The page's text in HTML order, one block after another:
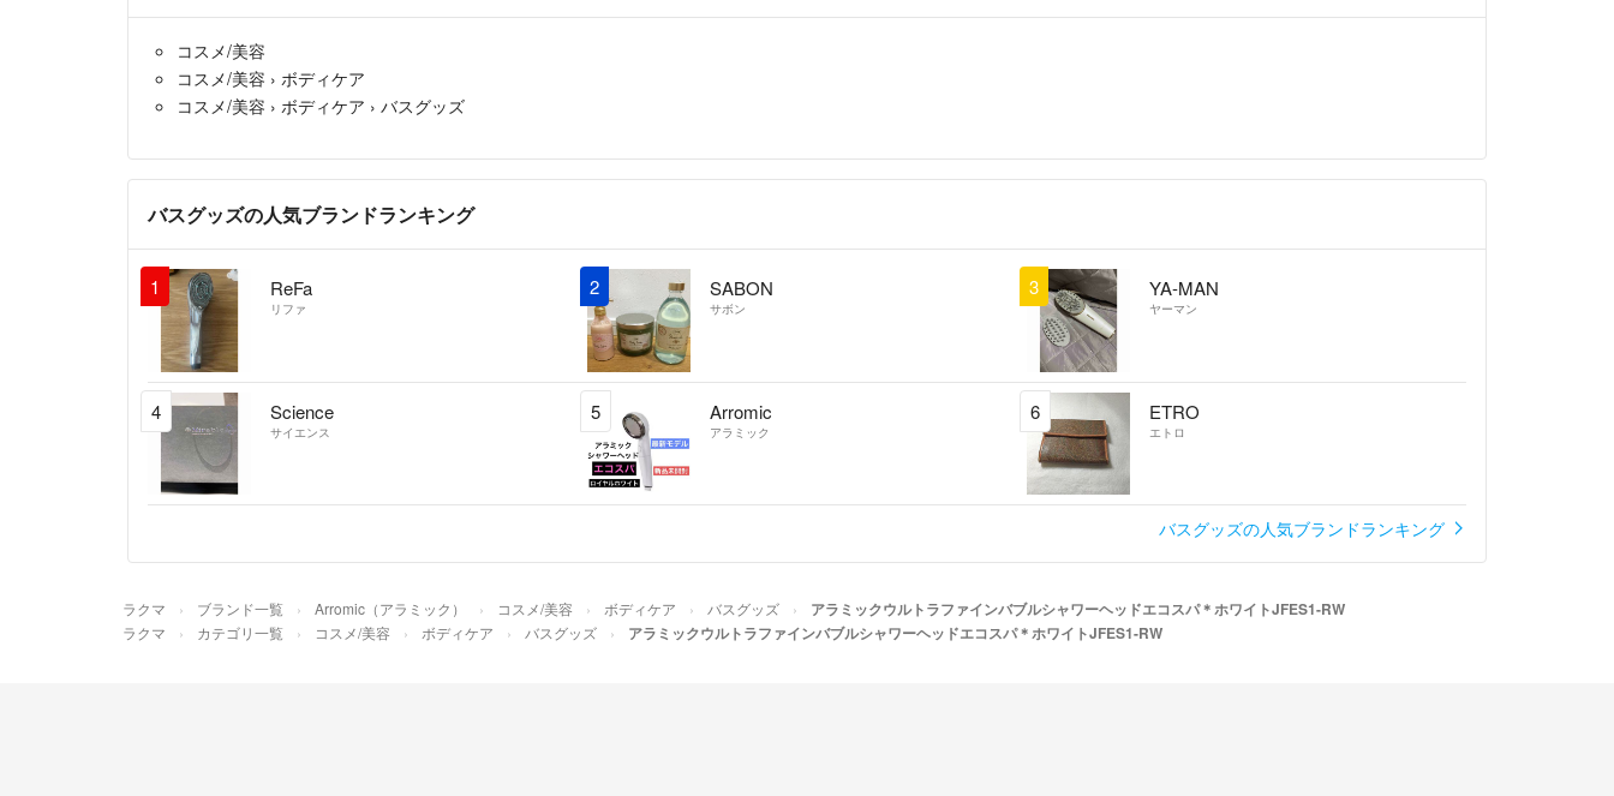
コスメ/美容
コスメ/美容 › ボディケア
コスメ/美容 › ボディケア › バスグッズ
バスグッズの人気ブランドランキング
1 ReFa
リファ
2 SABON
サボン
3 YA-MAN
ヤーマン
4 Science
サイエンス
5 Arromic
アラミック
6 ETRO
エトロ
バスグッズの人気ブランドランキング
ラクマ ブランド一覧 Arromic（アラミック） コスメ/美容 ボディケア バスグッズ アラミックウルトラファインバブルシャワーヘッドエコスパ＊ホワイトJFES1-RW
ラクマ カテゴリ一覧 コスメ/美容 ボディケア バスグッズ アラミックウルトラファインバブルシャワーヘッドエコスパ＊ホワイトJFES1-RW